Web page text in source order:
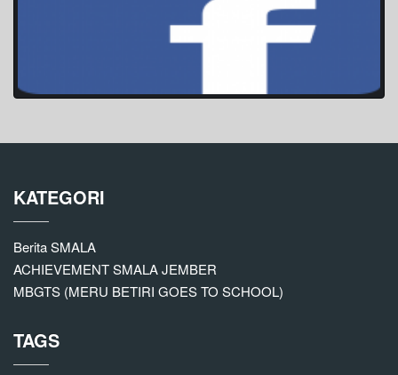
KATEGORI
Berita SMALA
ACHIEVEMENT SMALA JEMBER
MBGTS (MERU BETIRI GOES TO SCHOOL)
TAGS